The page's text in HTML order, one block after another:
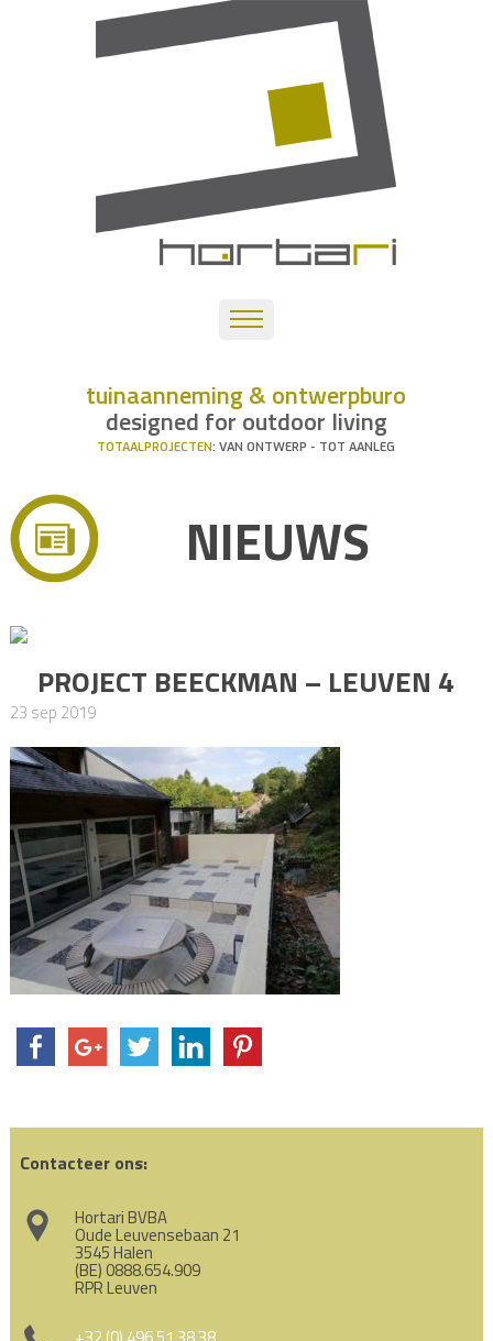
tuinaanneming & ontwerpburo
designed for outdoor living
TOTAALPROJECTEN: VAN ONTWERP - TOT AANLEG
NIEUWS
PROJECT BEECKMAN – LEUVEN 4
23 sep 2019
Contacteer ons:
Hortari BVBA
Oude Leuvensebaan 21
3545 Halen
(BE) 0888.654.909
RPR Leuven